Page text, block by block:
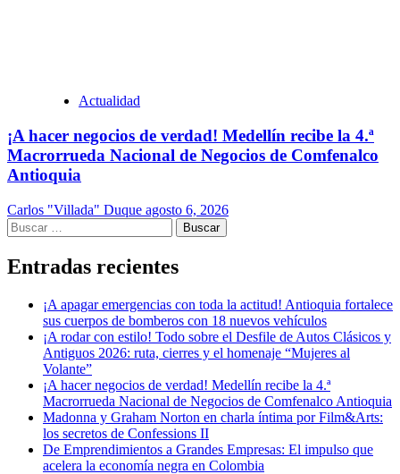
Actualidad
¡A hacer negocios de verdad! Medellín recibe la 4.ª
Macrorrueda Nacional de Negocios de Comfenalco
Antioquia
Carlos "Villada" Duque agosto 6, 2026
Buscar:
Entradas recientes
¡A apagar emergencias con toda la actitud! Antioquia fortalece
sus cuerpos de bomberos con 18 nuevos vehículos
¡A rodar con estilo! Todo sobre el Desfile de Autos Clásicos y
Antiguos 2026: ruta, cierres y el homenaje “Mujeres al
Volante”
¡A hacer negocios de verdad! Medellín recibe la 4.ª
Macrorrueda Nacional de Negocios de Comfenalco Antioquia
Madonna y Graham Norton en charla íntima por Film&Arts:
los secretos de Confessions II
De Emprendimientos a Grandes Empresas: El impulso que
acelera la economía negra en Colombia